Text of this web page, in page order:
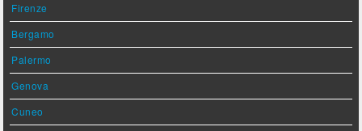
Firenze
Bergamo
Palermo
Genova
Cuneo